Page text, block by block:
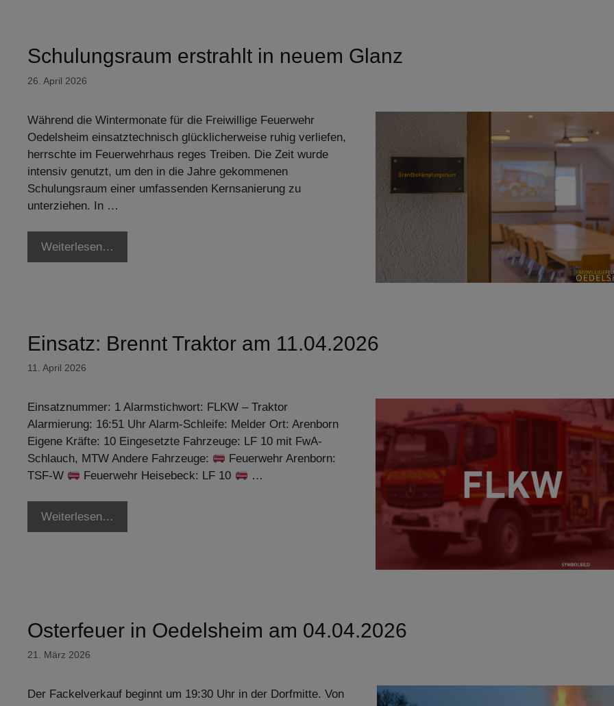
Schulungsraum erstrahlt in neuem Glanz
26. April 2026
Während die Wintermonate für die Freiwillige Feuerwehr
Oedelsheim einsatztechnisch glücklicherweise ruhig verliefen,
herrschte im Feuerwehrhaus reges Treiben. Die Zeit wurde
intensiv genutzt, um den in die Jahre gekommenen
Schulungsraum einer umfassenden Kernsanierung zu
unterziehen. In …
Weiterlesen…
Einsatz: Brennt Traktor am 11.04.2026
11. April 2026
Einsatznummer: 1 Alarmstichwort: FLKW – Traktor
Alarmierung: 16:51 Uhr Alarm-Schleife: Melder Ort: Arenborn
Eigene Kräfte: 10 Eingesetzte Fahrzeuge: LF 10 mit FwA-
Schlauch, MTW Andere Fahrzeuge:
Feuerwehr Arenborn:
TSF-W
Feuerwehr Heisebeck: LF 10 …
Weiterlesen…
Osterfeuer in Oedelsheim am 04.04.2026
21. März 2026
Der Fackelverkauf beginnt um 19:30 Uhr in der Dorfmitte. Von